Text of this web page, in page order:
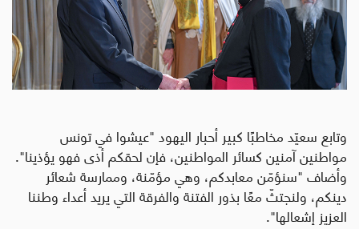
وتابع سعيّد مخاطبًا كبير أحبار اليهود "عيشوا في تونس
مواطنين آمنين كسائر المواطنين، فإن لحقكم أذى فهو يؤذينا".
وأضاف "سنؤمّن معابدكم، وهي مؤمّنة، وممارسة شعائر
دينكم، ولنجتثّ معًا بذور الفتنة والفرقة التي يريد أعداء وطننا
العزيز إشعالها".